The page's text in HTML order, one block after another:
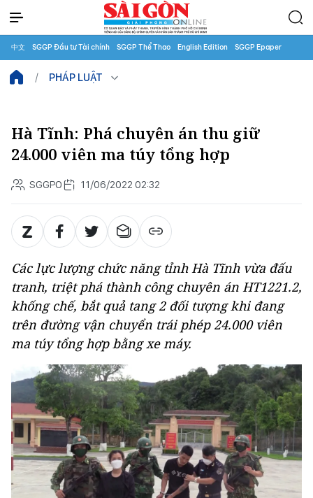
中文 SGGP Đầu tư Tài chính SGGP Thể Thao English Edition SGGP Epaper
PHÁP LUẬT
Hà Tĩnh: Phá chuyên án thu giữ
24.000 viên ma túy tổng hợp
SGGPO 11/06/2022 02:32
Các lực lượng chức năng tỉnh Hà Tĩnh vừa đấu
tranh, triệt phá thành công chuyên án HT1221.2,
khống chế, bắt quả tang 2 đối tượng khi đang
trên đường vận chuyển trái phép 24.000 viên
ma túy tổng hợp bằng xe máy.